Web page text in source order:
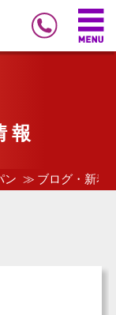
報
ン ブログ・新着